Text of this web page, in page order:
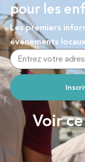
pour les
Les premiers
événements
Voir